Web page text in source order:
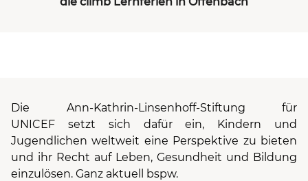
Die Ann-Kathrin-Linsenhoff-Stiftung für
UNICEF setzt sich dafür ein, Kindern und
Jugendlichen weltweit eine Perspektive zu bieten
und ihr Recht auf Leben, Gesundheit und Bildung
einzulösen. Ganz aktuell bspw.